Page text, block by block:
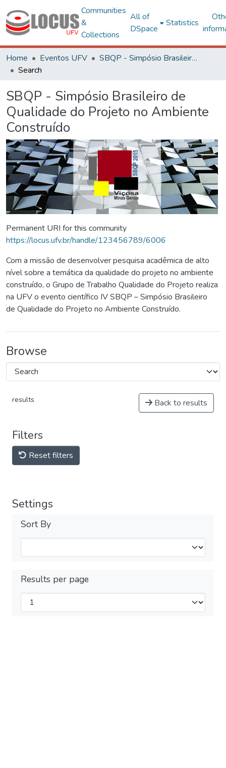
Communities
&
Collections
All of
DSpace
Statistics
Home Eventos UFV
SBQP - Simpósio Brasileiro de Qualidade do Projeto no Ambiente Construído
Search
SBQP - Simpósio Brasileiro de
Qualidade do Projeto no Ambiente
Construído
Permanent URI for this community
https://locus.ufv.br/handle/123456789/6006
Com a missão de desenvolver pesquisa acadêmica de alto
nível sobre a temática da qualidade do projeto no ambiente
construído, o Grupo de Trabalho Qualidade do Projeto realiza
na UFV o evento científico IV SBQP – Simpósio Brasileiro
de Qualidade do Projeto no Ambiente Construído.
Browse
results Back to results
Filters
Reset filters
Settings
Sort By
Results per page